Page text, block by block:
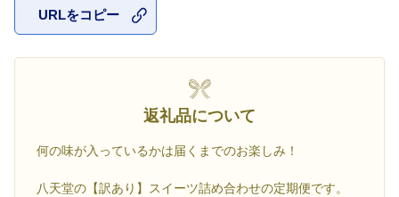
URLをコピー
返礼品について
何の味が入っているかは届くまでのお楽しみ！
八天堂の【訳あり】スイーツ詰め合わせの定期便です。